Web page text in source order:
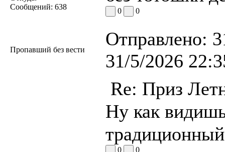
Сообщений: 638 0 0
Пропавший без вести
Отправлено:
31/5/2026
Re: Приз
Ну как
0 0